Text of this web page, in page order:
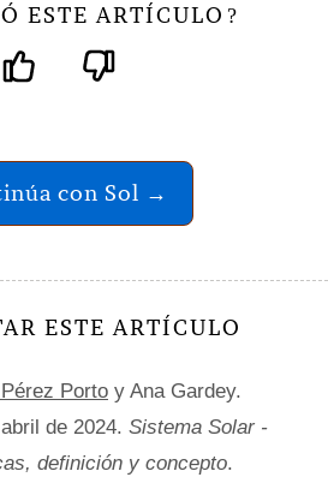
ESTE ARTÍCULO ?
con Sol →
ESTE ARTÍCULO
Porto y Ana Gardey.
de 2024. Sistema Solar -
definición y concepto.